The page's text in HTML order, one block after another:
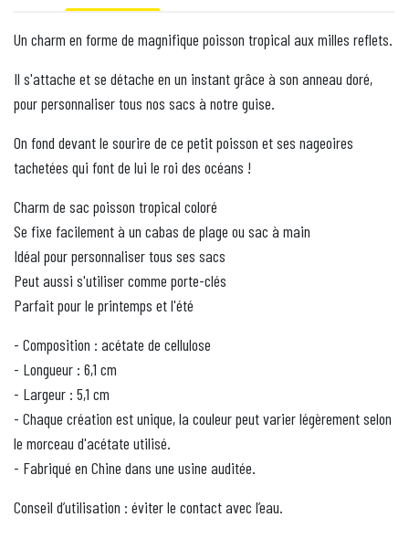
Un charm en forme de magnifique poisson tropical aux milles reflets.
Il s'attache et se détache en un instant grâce à son anneau doré,
pour personnaliser tous nos sacs à notre guise.
On fond devant le sourire de ce petit poisson et ses nageoires
tachetées qui font de lui le roi des océans !
Charm de sac poisson tropical coloré
Se fixe facilement à un cabas de plage ou sac à main
Idéal pour personnaliser tous ses sacs
Peut aussi s'utiliser comme porte-clés
Parfait pour le printemps et l'été
- Composition : acétate de cellulose
- Longueur : 6,1 cm
- Largeur : 5,1 cm
- Chaque création est unique, la couleur peut varier légèrement selon
le morceau d'acétate utilisé.
- Fabriqué en Chine dans une usine auditée.
Conseil d’utilisation : éviter le contact avec l’eau.